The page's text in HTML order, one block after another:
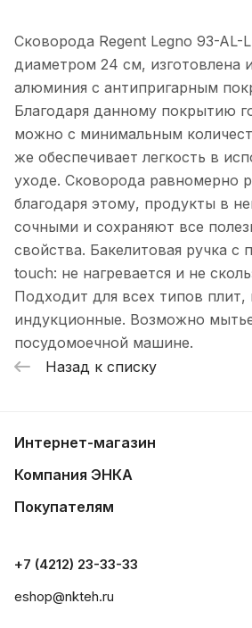
Сковорода Regent Legno 93-AL-
диаметром 24 см, изготовлена
алюминия с антипригарным
Благодаря данному покрытию
можно с минимальным
же обеспечивает легкость в
уходе. Сковорода равномерно
благодаря этому, продукты в
сочными и сохраняют все
свойства. Бакелитовая ручка с
touch: не нагревается и не
Подходит для всех типов плит,
индукционные. Возможно
посудомоечной машине.
Назад к списку
Интернет-магазин
Компания ЭНКА
Покупателям
+7 (4212) 23-33-33
eshop@nkteh.ru